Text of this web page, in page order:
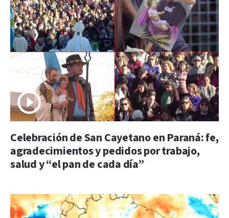
Celebración de San Cayetano en Paraná: fe,
agradecimientos y pedidos por trabajo,
salud y “el pan de cada día”